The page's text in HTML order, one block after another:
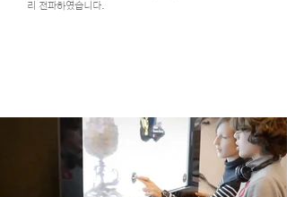
리 전파하였습니다.